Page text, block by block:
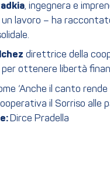
, ingegnera e
lavoro – ha
direttrice della
per ottenere libertà
‘Anche il canto
il Sorriso alle
Dirce Pradella